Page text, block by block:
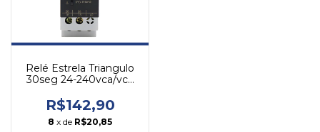
Relé Estrela Triangulo
30seg 24-240vca/vcc
R$142,90
8 x de R$20,85